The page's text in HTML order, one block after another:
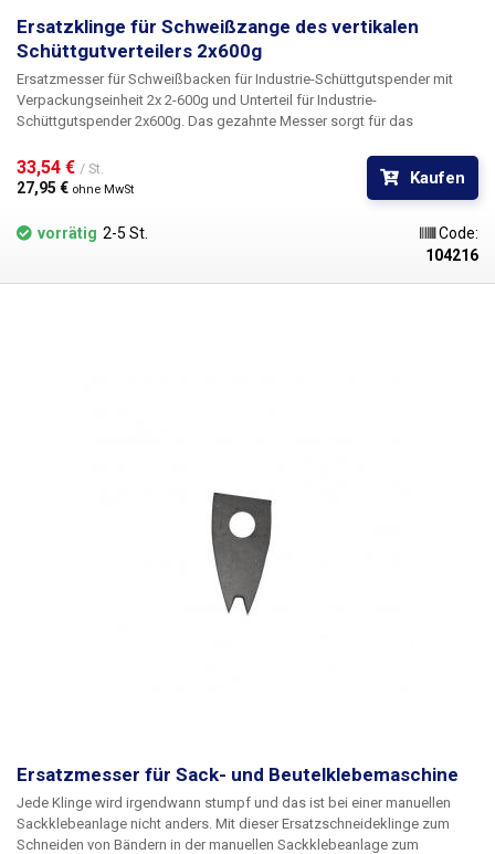
Ersatzklinge für Schweißzange des vertikalen
Schüttgutverteilers 2x600g
Ersatzmesser für Schweißbacken für Industrie-Schüttgutspender mit
Verpackungseinheit 2x 2-600g und Unterteil für Industrie-
Schüttgutspender 2x600g. Das gezahnte Messer sorgt für das
Stück Messer in den Backen des Packers. Das Messer mit einer
Gesamtlänge von 250mm ist aus 12mm breitem Stahlblech gefertigt, an
den Seiten des Messers sind Löcher zur Befestigung des Messers an
den Backen mittels zweier Schrauben mit Mutter gebohrt.
33,54 € / St.
27,95 € ohne MwSt
Kaufen
vorrätig 2-5 St.
Code:
104216
Ersatzmesser für Sack- und Beutelklebemaschine
Jede Klinge wird irgendwann stumpf und das ist bei einer manuellen
Sackklebeanlage nicht anders. Mit dieser Ersatzschneideklinge zum
Schneiden von Bändern in der manuellen Sackklebeanlage zum